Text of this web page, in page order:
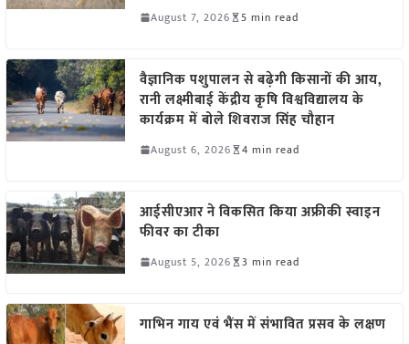
August 7, 2026 5 min read
वैज्ञानिक पशुपालन से बढ़ेगी किसानों की आय,
रानी लक्ष्मीबाई केंद्रीय कृषि विश्वविद्यालय के
कार्यक्रम में बोले शिवराज सिंह चौहान
August 6, 2026 4 min read
आईसीएआर ने विकसित किया अफ्रीकी स्वाइन
फीवर का टीका
August 5, 2026 3 min read
गाभिन गाय एवं भैंस में संभावित प्रसव के लक्षण